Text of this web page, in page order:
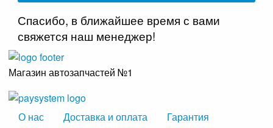
Спасибо, в ближайшее время с вами
свяжется наш менеджер!
Магазин автозапчастей №1
О нас Доставка и оплата Гарантия